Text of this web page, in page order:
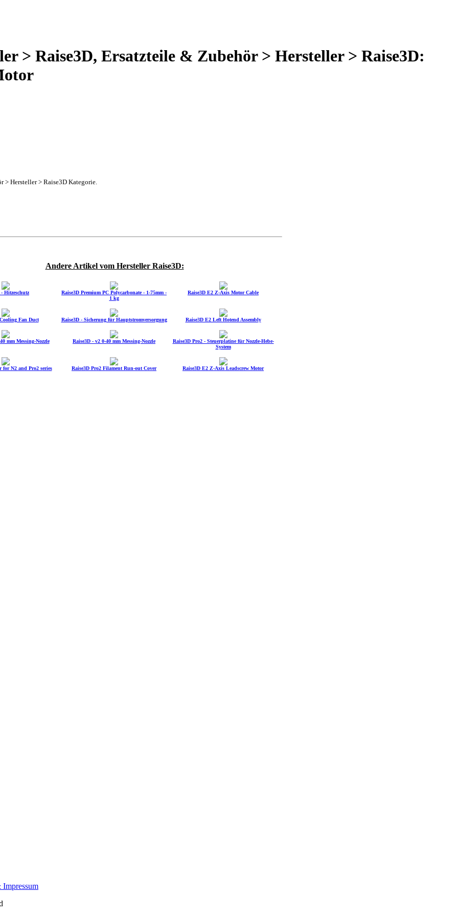
> Raise3D, Ersatzteile & Zubehör > Hersteller > Raise3D:
Hersteller > Raise3D Kategorie.
Andere Artikel vom Hersteller Raise3D:
- Hitzeschutz
Raise3D Premium PC Polycarbonate - 1-75mm -
1 kg
Raise3D E2 Z-Axis Motor Cable
Fan Duct Raise3D - Sicherung für Hauptstromversorgung Raise3D E2 Left Hotend Assembly
mm Messing-Nozzle Raise3D - v2 0-40 mm Messing-Nozzle
Raise3D Pro2 - Steuerplatine für Nozzle-Hebe-
System
for N2 and Pro2 series Raise3D Pro2 Filament Run-out Cover Raise3D E2 Z-Axis Leadscrew Motor
Impressum